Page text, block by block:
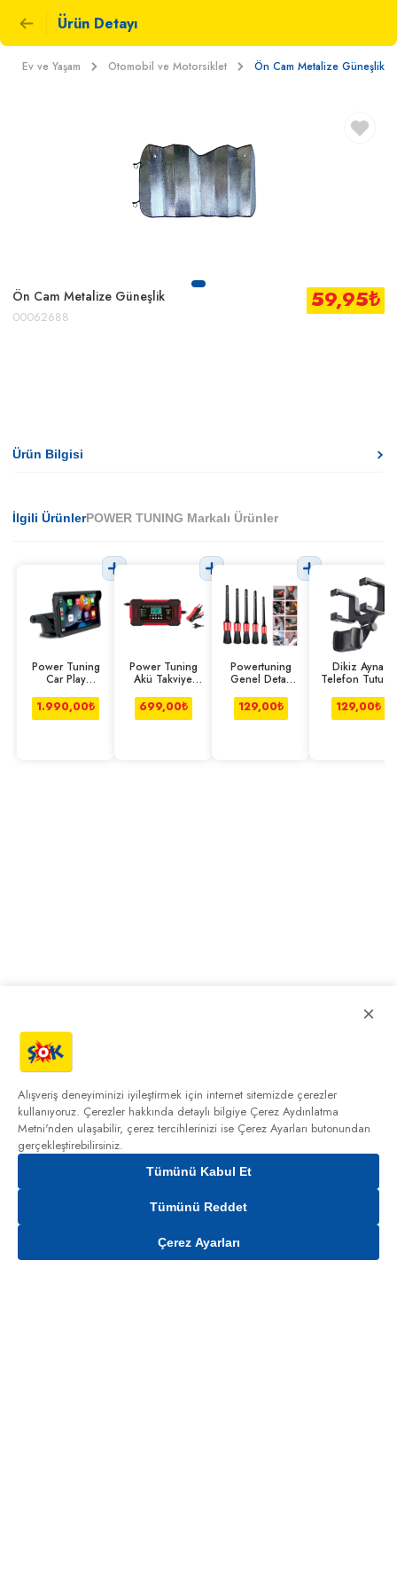
Ürün Detayı
Ev ve Yaşam Otomobil ve Motorsiklet Ön Cam Metalize Güneşlik
Ön Cam Metalize Güneşlik
00062688
59,95₺
Gelince Haber Ver
Ürün Bilgisi
İlgili ÜrünlerPOWER TUNING Markalı Ürünler
Power Tuning
Car Play
1.990,00₺
Power Tuning
Akü Takviye
699,00₺
Powertuning
Genel Detay
Fırçası 5'li Set
129,00₺
Dikiz Ayna
Telefon Tutucu
Fonksiyonlu
129,00₺
×
Alışveriş deneyiminizi iyileştirmek için internet sitemizde çerezler
kullanıyoruz. Çerezler hakkında detaylı bilgiye Çerez Aydınlatma
Metni'nden ulaşabilir, çerez tercihlerinizi ise Çerez Ayarları butonundan
gerçekleştirebilirsiniz.
Tümünü Kabul Et
Tümünü Reddet
Çerez Ayarları